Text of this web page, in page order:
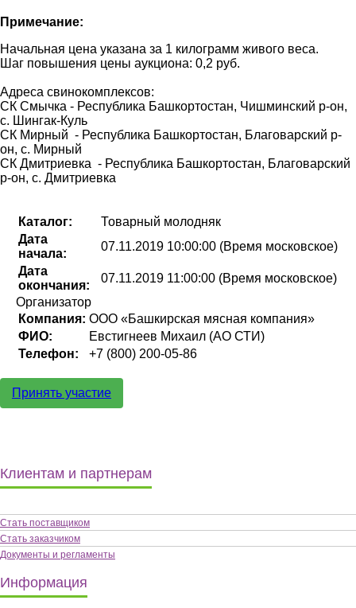
Примечание:
Начальная цена указана за 1 килограмм живого веса.
Шаг повышения цены аукциона: 0,2 руб.
Адреса свинокомплексов:
СК Смычка - Республика Башкортостан, Чишминский р-он,
с. Шингак-Куль
СК Мирный - Республика Башкортостан, Благоварский р-
он, с. Мирный
СК Дмитриевка - Республика Башкортостан, Благоварский
р-он, с. Дмитриевка
Каталог:
Товарный молодняк
Дата
начала:
07.11.2019 10:00:00 (Время московское)
Дата
окончания:
07.11.2019 11:00:00 (Время московское)
Организатор
Компания: ООО «Башкирская мясная компания»
ФИО:
Евстигнеев Михаил (АО СТИ)
Телефон:
+7 (800) 200-05-86
Принять участие
Клиентам и партнерам
Стать поставщиком
Стать заказчиком
Документы и регламенты
Информация